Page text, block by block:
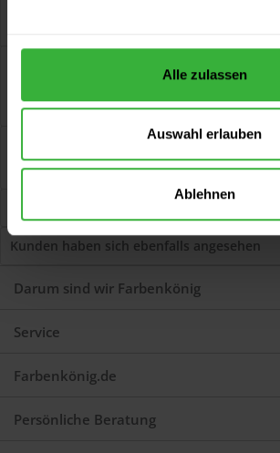
Alle zulassen
Auswahl erlauben
Ablehnen
synthetische Mischung mit einen...mehr
Jetzt Bewertungen zum Artikel lesen...mehr
Kunden haben sich ebenfalls angesehen
Darum sind wir Farbenkönig
Service
Farbenkönig.de
Persönliche Beratung